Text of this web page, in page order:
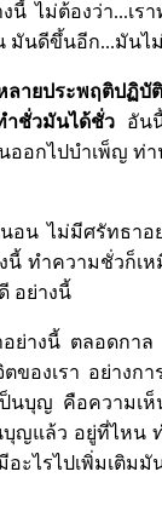
นี้ ไม่ต้องว่า...
มันดีขึ้นอีก...มันไ
ลายประพฤติปฏิ
ชั่วมันได้ชั่วอันนี้
อกไปบำเพ็ญ ท่
อน ไม่มีศรัทธา
นี้ ทำความชั่วก็
อย่างนี้
อย่างนี้ ตลอดกา
ของเรา อย่าง
นบุญ คือความเห็
บุญแล้ว อยู่ที่ไหน
ะไรไปเพิ่มเติมมั